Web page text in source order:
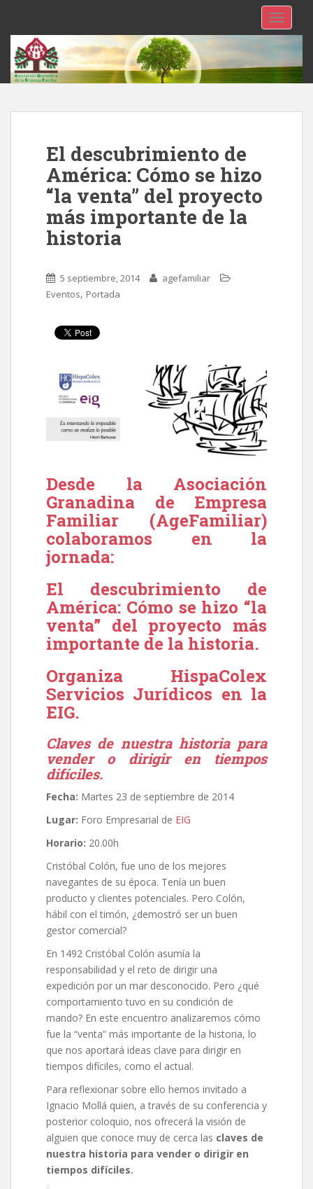
El descubrimiento de
América: Cómo se hizo
“la venta” del proyecto
más importante de la
historia
5 septiembre, 2014
agefamiliar
Eventos, Portada
Desde la Asociación
Granadina de Empresa
Familiar (AgeFamiliar)
colaboramos en la
jornada:
El descubrimiento de
América: Cómo se hizo “la
venta” del proyecto más
importante de la historia.
Organiza HispaColex
Servicios Jurídicos en la
EIG.
Claves de nuestra historia para
vender o dirigir en tiempos
difíciles.
Fecha: Martes 23 de septiembre de 2014
Lugar: Foro Empresarial de EIG
Horario: 20.00h
Cristóbal Colón, fue uno de los mejores
navegantes de su época. Tenía un buen
producto y clientes potenciales. Pero Colón,
hábil con el timón, ¿demostró ser un buen
gestor comercial?
En 1492 Cristóbal Colón asumía la
responsabilidad y el reto de dirigir una
expedición por un mar desconocido. Pero ¿qué
comportamiento tuvo en su condición de
mando? En este encuentro analizaremos cómo
fue la “venta” más importante de la historia, lo
que nos aportará ideas clave para dirigir en
tiempos difíciles, como el actual.
Para reflexionar sobre ello hemos invitado a
Ignacio Mollá quien, a través de su conferencia y
posterior coloquio, nos ofrecerá la visión de
alguien que conoce muy de cerca las claves de
nuestra historia para vender o dirigir en
tiempos difíciles.